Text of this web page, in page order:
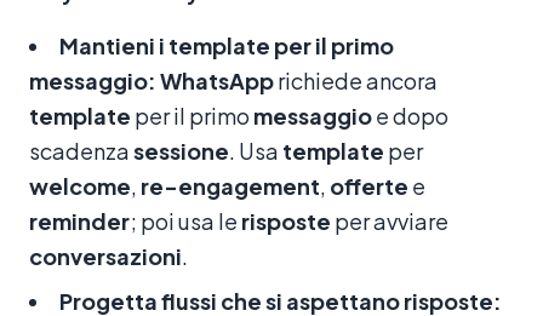
Mantieni i template per il primo
messaggio: WhatsApprichiede ancora
template per il primo messaggioe dopo
scadenzasessione. Usa template per
welcome, re-engagement, offerte e
reminder; poi usa le risposte per avviare
conversazioni.
Progetta flussi che si aspettano risposte: